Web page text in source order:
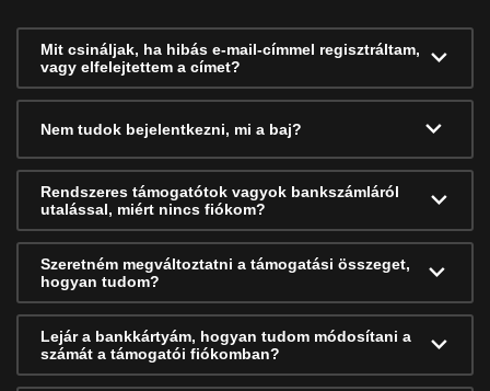
Mit csináljak, ha hibás e-mail-címmel regisztráltam,
vagy elfelejtettem a címet?
Nem tudok bejelentkezni, mi a baj?
Rendszeres támogatótok vagyok bankszámláról
utalással, miért nincs fiókom?
Szeretném megváltoztatni a támogatási összeget,
hogyan tudom?
Lejár a bankkártyám, hogyan tudom módosítani a
számát a támogatói fiókomban?